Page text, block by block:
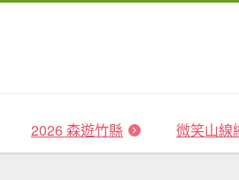
2026 森遊竹縣 微笑山線